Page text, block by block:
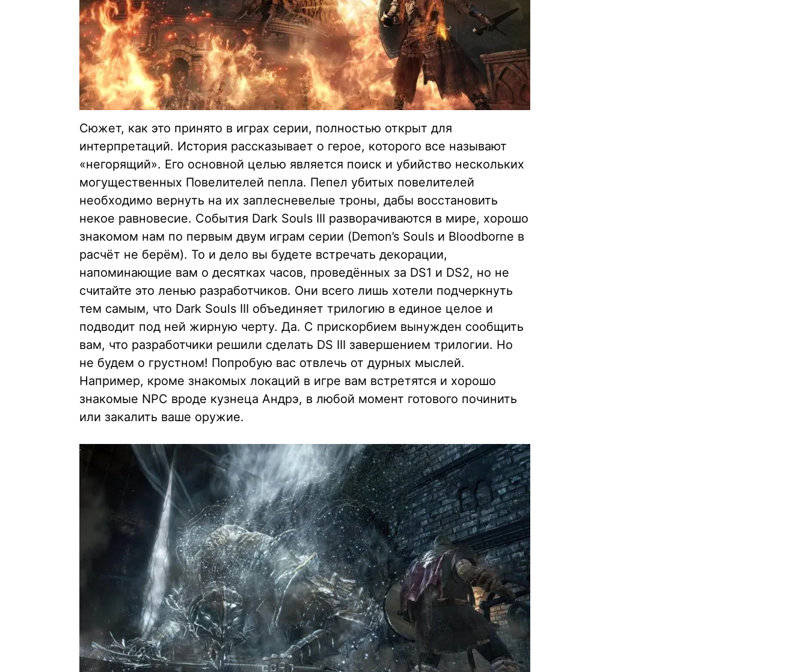
Сюжет, как это принято в играх серии, полностью открыт для
интерпретаций. История рассказывает о герое, которого все называют
«негорящий». Его основной целью является поиск и убийство нескольких
могущественных Повелителей пепла. Пепел убитых повелителей
необходимо вернуть на их заплесневелые троны, дабы восстановить
некое равновесие. События Dark Souls III разворачиваются в мире, хорошо
знакомом нам по первым двум играм серии (Demon’s Souls и Bloodborne в
расчёт не берём). То и дело вы будете встречать декорации,
напоминающие вам о десятках часов, проведённых за DS1 и DS2, но не
считайте это ленью разработчиков. Они всего лишь хотели подчеркнуть
тем самым, что Dark Souls III объединяет трилогию в единое целое и
подводит под ней жирную черту. Да. С прискорбием вынужден сообщить
вам, что разработчики решили сделать DS III завершением трилогии. Но
не будем о грустном! Попробую вас отвлечь от дурных мыслей.
Например, кроме знакомых локаций в игре вам встретятся и хорошо
знакомые NPC вроде кузнеца Андрэ, в любой момент готового починить
или закалить ваше оружие.